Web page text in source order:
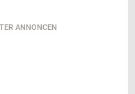
ANNONCEN